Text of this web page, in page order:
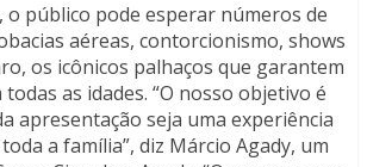
o público pode esperar números de
aéreas, contorcionismo, shows
os icônicos palhaços que garantem
as idades. “O nosso objetivo é
apresentação seja uma experiência
a família”, diz Márcio Agady, um